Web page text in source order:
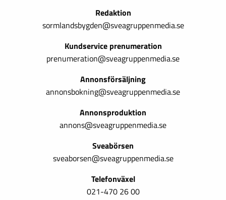
Redaktion
sormlandsbygden@sveagruppenmedia.se
Kundservice prenumeration
prenumeration@sveagruppenmedia.se
Annonsförsäljning
annonsbokning@sveagruppenmedia.se
Annonsproduktion
annons@sveagruppenmedia.se
Sveabörsen
sveaborsen@sveagruppenmedia.se
Telefonväxel
021-470 26 00